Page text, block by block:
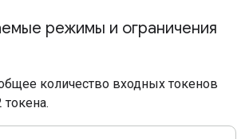
режимы и ограничения
количество входных токенов
токена.